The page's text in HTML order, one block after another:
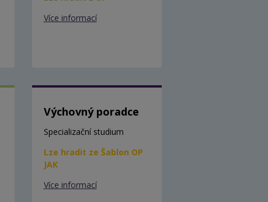
Více informací
Výchovný poradce
Specializační studium
Lze hradit ze Šablon OP
JAK
Více informací